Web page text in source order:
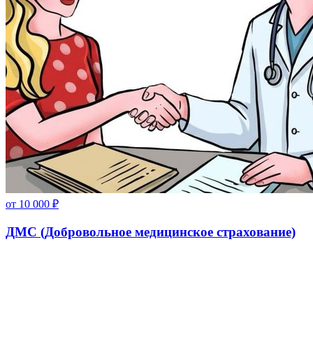
от 10 000 ₽
ДМС (Добровольное медицинское страхование)